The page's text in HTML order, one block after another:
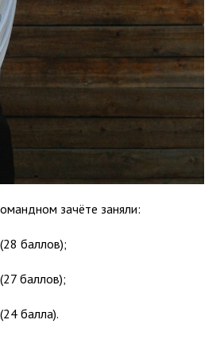
зачёте заняли:
баллов);
баллов);
балла).